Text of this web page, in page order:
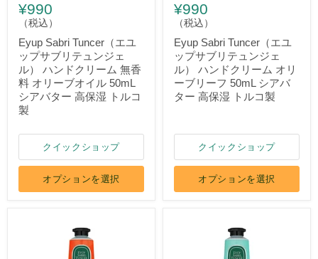
¥990
（税込）
Eyup Sabri Tuncer（エユ
ップサブリテュンジェ
ル） ハンドクリーム 無香
料 オリーブオイル 50mL
シアバター 高保湿 トルコ
製
クイックショップ
オプションを選択
¥990
（税込）
Eyup Sabri Tuncer（エユ
ップサブリテュンジェ
ル） ハンドクリーム オリ
ーブリーフ 50mL シアバ
ター 高保湿 トルコ製
クイックショップ
オプションを選択